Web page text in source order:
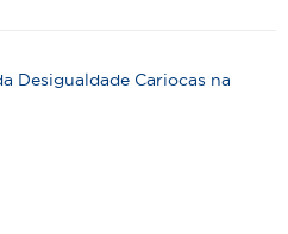
Desigualdade Cariocas na